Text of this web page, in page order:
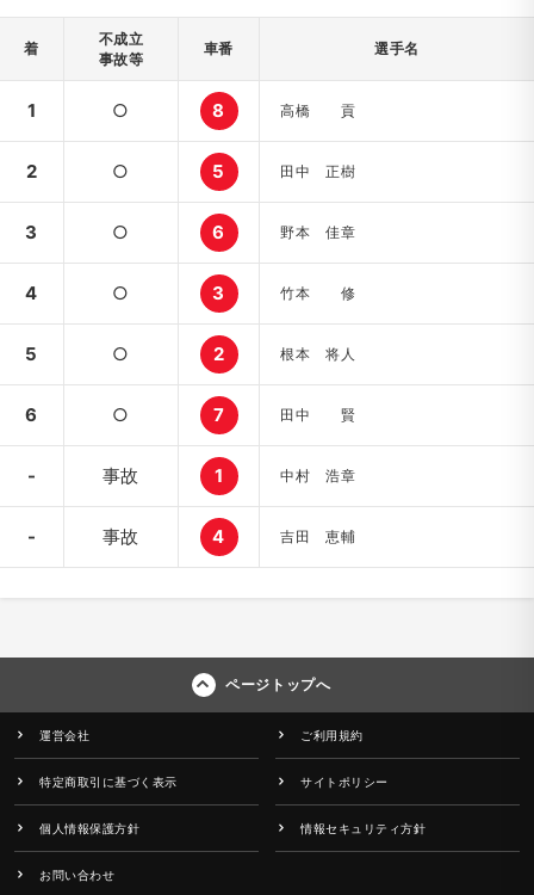
着
不成立
事故等
車番 選手名
1 ○ 8 高橋 貢
2 ○ 5 田中 正樹
3 ○ 6 野本 佳章
4 ○ 3 竹本 修
5 ○ 2 根本 将人
6 ○ 7 田中 賢
- 事故 1 中村 浩章
- 事故 4 吉田 恵輔
ページトップへ
運営会社 ご利用規約
特定商取引に基づく表示 サイトポリシー
個人情報保護方針 情報セキュリティ方針
お問い合わせ